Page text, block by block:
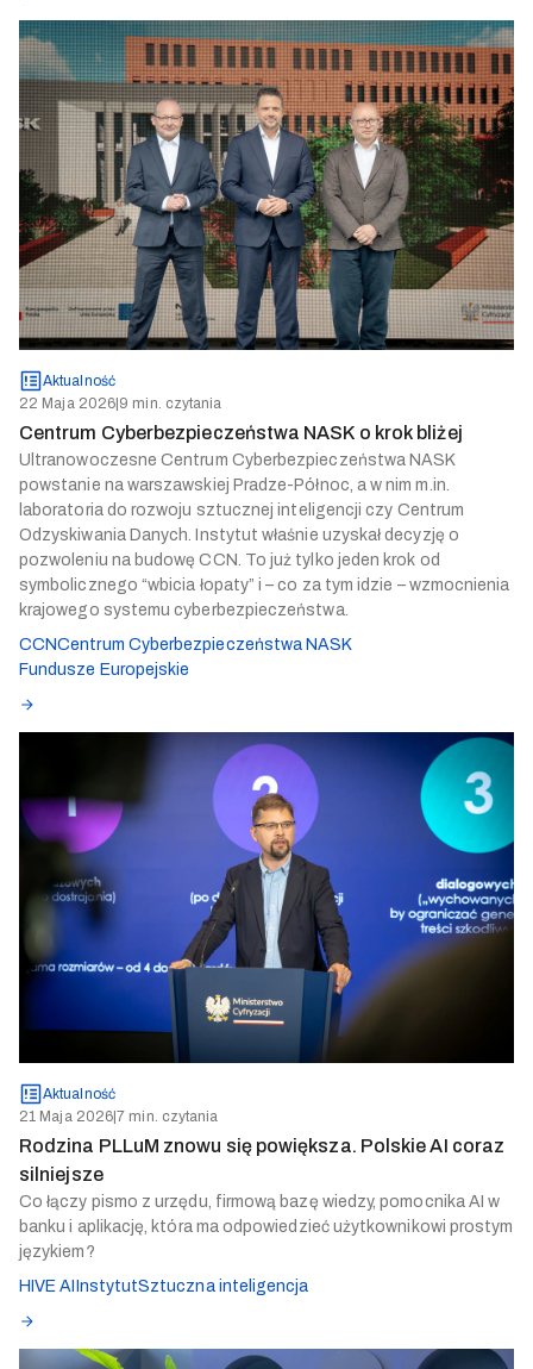
Aktualność
22 Maja 2026 9 min. czytania
Centrum Cyberbezpieczeństwa NASK o krok bliżej
Ultranowoczesne Centrum Cyberbezpieczeństwa NASK
powstanie na warszawskiej Pradze-Północ, a w nim m.in.
laboratoria do rozwoju sztucznej inteligencji czy Centrum
Odzyskiwania Danych. Instytut właśnie uzyskał decyzję o
pozwoleniu na budowę CCN. To już tylko jeden krok od
symbolicznego “wbicia łopaty” i – co za tym idzie – wzmocnienia
krajowego systemu cyberbezpieczeństwa.
CCNCentrum Cyberbezpieczeństwa NASK
Fundusze Europejskie
Aktualność
21 Maja 2026|7 min. czytania
Rodzina PLLuM znowu się powiększa. Polskie AI coraz
silniejsze
Co łączy pismo z urzędu, firmową bazę wiedzy, pomocnika AI w
banku i aplikację, która ma odpowiedzieć użytkownikowi prostym
językiem?
HIVE AIInstytutSztuczna inteligencja